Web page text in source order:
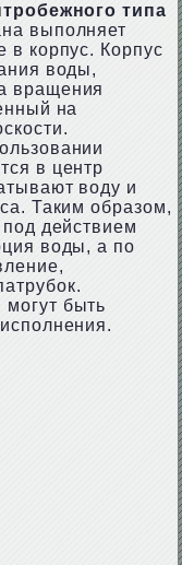
типа
выполняет
в корпус. Корпус
воды,
вращения
на
в центр
воду и
Таким образом,
действием
воды, а по
быть